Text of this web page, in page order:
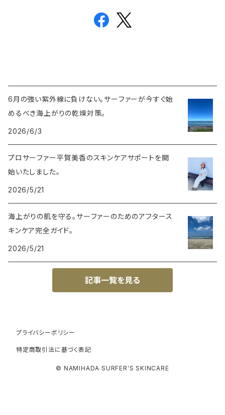
6月の強い紫外線に負けない。サーファーが今すぐ始
めるべき海上がりの乾燥対策。
2026/6/3
プロサーファー平賀美香のスキンケアサポートを開
始いたしました。
2026/5/21
海上がりの肌を守る。サーファーのためのアフタース
キンケア完全ガイド。
2026/5/21
記事一覧を見る
プライバシーポリシー
特定商取引法に基づく表記
© NAMIHADA SURFER'S SKINCARE